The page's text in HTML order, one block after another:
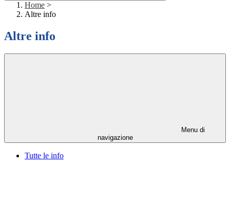
Home >
Altre info
Altre info
Menu di
navigazione
Tutte le info